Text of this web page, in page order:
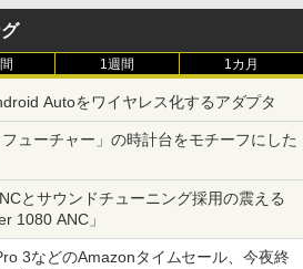
1週間 1カ月
Autoをワイヤレス化するアダプタ
フューチャー」の時計台をモチーフにした
とサウンドチューニング採用の震える
1080 ANC」
3などのAmazonタイムセール、今夜終